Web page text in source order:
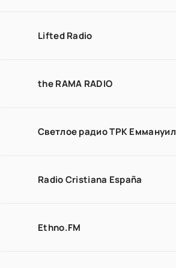
Lifted Radio
the RAMA RADIO
Светлое радио ТРК Еммануил
Radio Cristiana España
Ethno.FM